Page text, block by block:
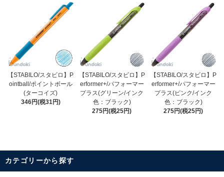
【STABILO/スタビロ】P
ointball/ポイントボール
(ターコイズ)
346円(税31円)
【STABILO/スタビロ】P
erformer+/パフォーマー
プラス(グリーン/インク
色：ブラック)
275円(税25円)
【STABILO/スタビロ】P
erformer+/パフォーマー
プラス(ピンク/インク
色：ブラック)
275円(税25円)
カテゴリーから探す